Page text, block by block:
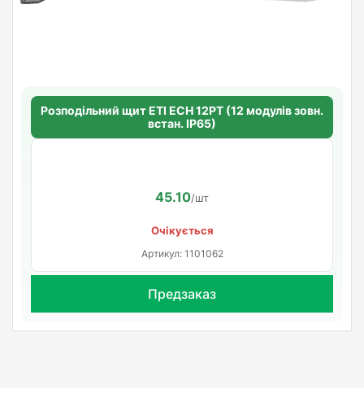
Розподільний щит ETI ECH 12PT (12 модулів зовн.
встан. IP65)
45.10/шт
Очікується
Артикул: 1101062
Предзаказ